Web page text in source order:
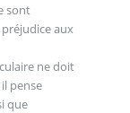
sont
aux
ne doit
pense
que